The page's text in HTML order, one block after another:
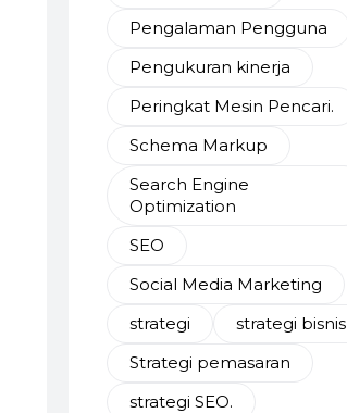
Pengalaman Pengguna
Pengukuran kinerja
Peringkat Mesin Pencari.
Schema Markup
Search Engine
Optimization
SEO
Social Media Marketing
strategi
strategi bisnis
Strategi pemasaran
strategi SEO.